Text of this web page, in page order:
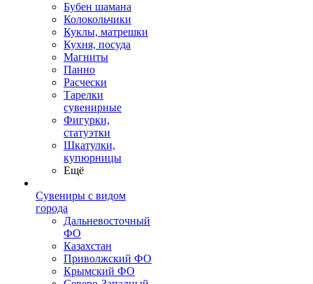
Бубен шамана
Колокольчики
Куклы, матрешки
Кухня, посуда
Магниты
Панно
Расчески
Тарелки
сувенирные
Фигурки,
статуэтки
Шкатулки,
купюрницы
Ещё
Сувениры с видом
города
Дальневосточный
ФО
Казахстан
Приволжский ФО
Крымский ФО